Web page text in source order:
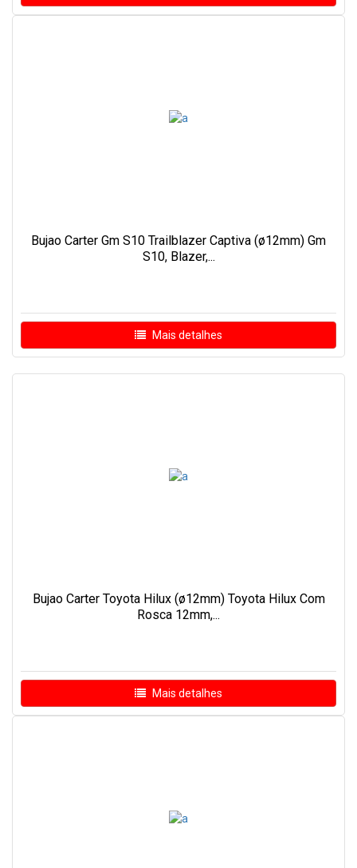
Bujao Carter Gm S10 Trailblazer Captiva (ø12mm) Gm
S10, Blazer,...
Mais detalhes
Bujao Carter Toyota Hilux (ø12mm) Toyota Hilux Com
Rosca 12mm,...
Mais detalhes